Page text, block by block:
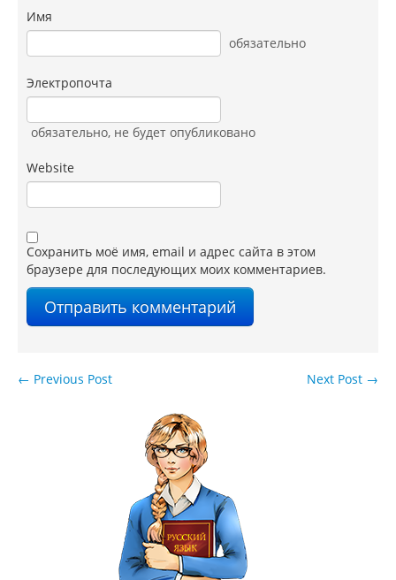
Имя
обязательно
Электропочта
обязательно, не будет опубликовано
Website
Сохранить моё имя, email и адрес сайта в этом
браузере для последующих моих комментариев.
Next Post →
← Previous Post